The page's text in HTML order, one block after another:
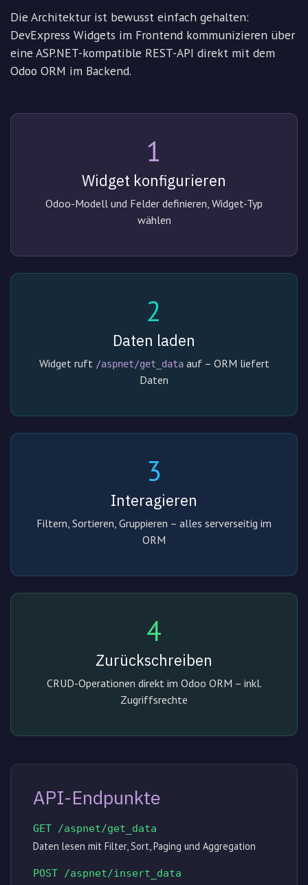
Die Architektur ist bewusst einfach gehalten:
DevExpress Widgets im Frontend kommunizieren über
eine ASP.NET-kompatible REST-API direkt mit dem
Odoo ORM im Backend.
1
Widget konfigurieren
Odoo-Modell und Felder definieren, Widget-Typ
wählen
2
Daten laden
Widget ruft /aspnet/get_dataauf – ORM liefert
Daten
3
Interagieren
Filtern, Sortieren, Gruppieren – alles serverseitig im
ORM
4
Zurückschreiben
CRUD-Operationen direkt im Odoo ORM – inkl.
Zugriffsrechte
API-Endpunkte
GET /aspnet/get_data
Daten lesen mit Filter, Sort, Paging und Aggregation
POST /aspnet/insert_data